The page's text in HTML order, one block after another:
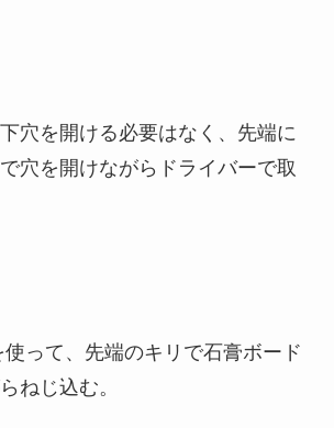
穴を開ける必要はなく、先端に
穴を開けながらドライバーで取
って、先端のキリで石膏ボード
ねじ込む。